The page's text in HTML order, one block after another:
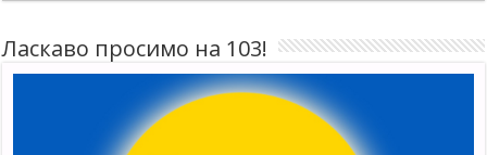
Ласкаво просимо на 103!